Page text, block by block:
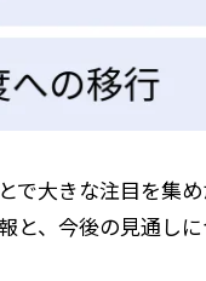
で大きな注目を集
、今後の見通しに